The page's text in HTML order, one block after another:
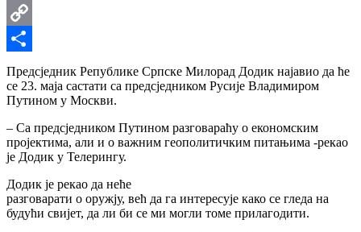
Email
Copy
Link
Share
Предсједник Републике Српске Милорад Додик најавио да ће
се 23. маја састати са предсједником Русије Владимиром
Путином у Москви.
– Са предсједником Путином разговараћу о економским
пројектима, али и о важним геополитичким питањима -рекао
је Додик у Телерингу.
Додик је рекао да неће
разговарати о оружју, већ да га интересује како се гледа на
будући свијет, да ли би се ми могли томе прилагодити.